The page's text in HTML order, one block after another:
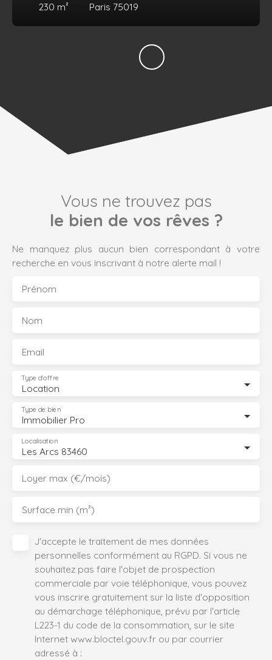
230 m² Paris 75019
Vous ne trouvez pas
le bien de vos rêves ?
Ne manquez plus aucun bien correspondant à votre
recherche en vous inscrivant à notre alerte mail !
Prénom
Nom
Email
Location
Type d'offre
Immobilier Pro
Type de bien
Les Arcs 83460
Localisation
Loyer max (€/mois)
Surface min (m²)
J'accepte le traitement de mes données
personnelles conformément au RGPD. Si vous ne
souhaitez pas faire l'objet de prospection
commerciale par voie téléphonique, vous pouvez
vous inscrire gratuitement sur la liste d'opposition
au démarchage téléphonique, prévu par l'article
L223-1 du code de la consommation, sur le site
Internet www.bloctel.gouv.fr ou par courrier
adressé à :